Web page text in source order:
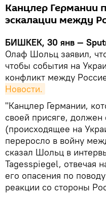
Канцлер Германии
эскалации между
БИШКЕК, 30 янв —
Олаф Шольц заявил,
чтобы события на
конфликт между
Новости.
"Канцлер Германии,
своей присяге, должен
(происходящее на
переросло в войну
сказал Шольц в
Tagesspiegel, отвечая
его опасения по
реакции со стороны